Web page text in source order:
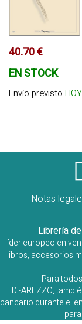
40.70 €
EN STOCK
Envío previstoHOY
Notas
Librería
líder europeo en
libros, accesorios
Para
DI-AREZZO,
bancario durante el